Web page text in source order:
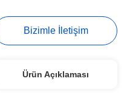
Bizimle İletişim
Ürün Açıklaması